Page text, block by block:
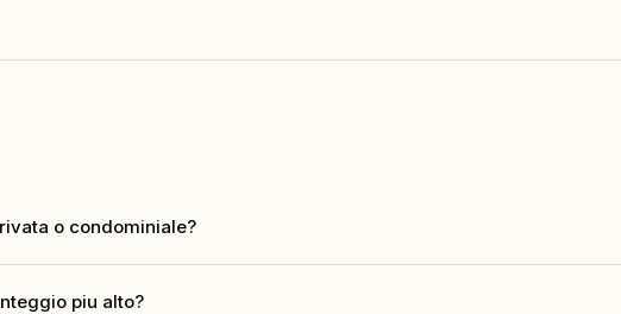
o condominiale?
piu alto?